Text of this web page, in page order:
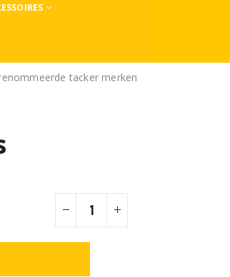
tacker merken